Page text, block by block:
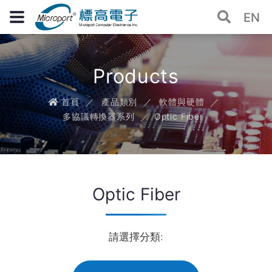
EN
Products
首頁 產品類別
軟體與硬體
多協議轉換器系列
Optic Fiber
Optic Fiber
請選擇分類: